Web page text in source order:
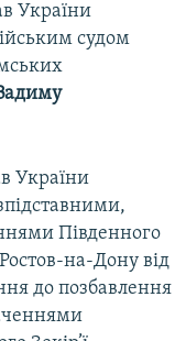
України
судом
України
Південного
на-Дону від
до позбавлення